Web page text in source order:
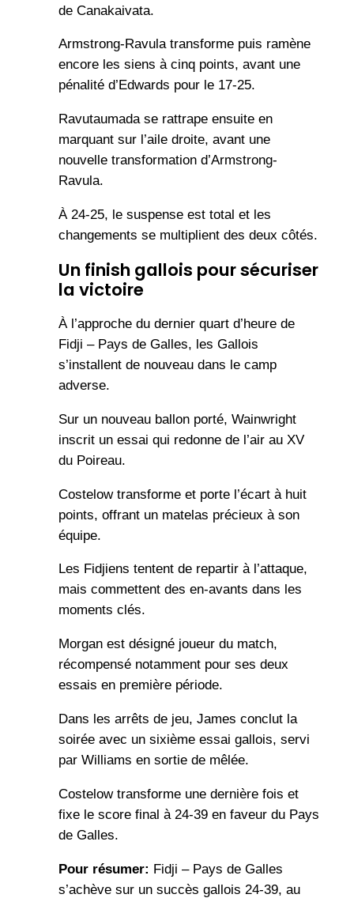
de Canakaivata.
Armstrong-Ravula transforme puis ramène
encore les siens à cinq points, avant une
pénalité d’Edwards pour le 17-25.
Ravutaumada se rattrape ensuite en
marquant sur l’aile droite, avant une
nouvelle transformation d’Armstrong-
Ravula.
À 24-25, le suspense est total et les
changements se multiplient des deux côtés.
Un finish gallois pour sécuriser
la victoire
À l’approche du dernier quart d’heure de
Fidji – Pays de Galles, les Gallois
s’installent de nouveau dans le camp
adverse.
Sur un nouveau ballon porté, Wainwright
inscrit un essai qui redonne de l’air au XV
du Poireau.
Costelow transforme et porte l’écart à huit
points, offrant un matelas précieux à son
équipe.
Les Fidjiens tentent de repartir à l’attaque,
mais commettent des en-avants dans les
moments clés.
Morgan est désigné joueur du match,
récompensé notamment pour ses deux
essais en première période.
Dans les arrêts de jeu, James conclut la
soirée avec un sixième essai gallois, servi
par Williams en sortie de mêlée.
Costelow transforme une dernière fois et
fixe le score final à 24-39 en faveur du Pays
de Galles.
Pour résumer: Fidji – Pays de Galles
s’achève sur un succès gallois 24-39, au